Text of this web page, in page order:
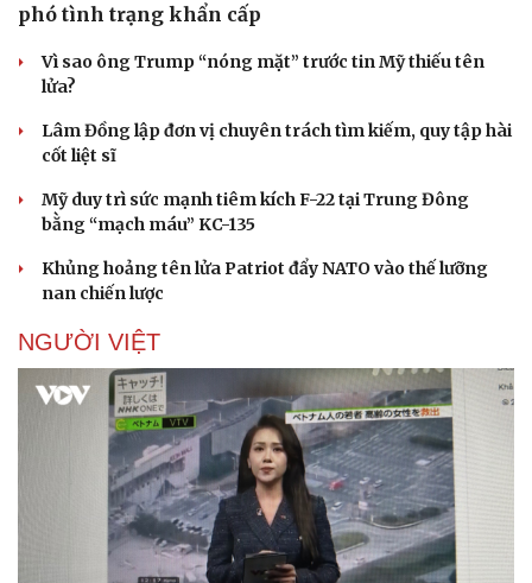
phó tình trạng khẩn cấp
Vì sao ông Trump “nóng mặt” trước tin Mỹ thiếu tên
lửa?
Lâm Đồng lập đơn vị chuyên trách tìm kiếm, quy tập hài
cốt liệt sĩ
Mỹ duy trì sức mạnh tiêm kích F-22 tại Trung Đông
bằng “mạch máu” KC-135
Khủng hoảng tên lửa Patriot đẩy NATO vào thế lưỡng
nan chiến lược
NGƯỜI VIỆT